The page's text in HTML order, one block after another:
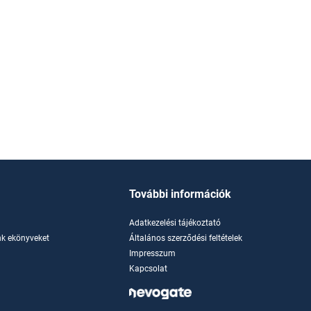
ekönyveket
További információk
Adatkezelési tájékoztató
Általános szerződési feltételek
Impresszum
Kapcsolat